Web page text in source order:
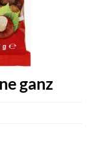
ganz